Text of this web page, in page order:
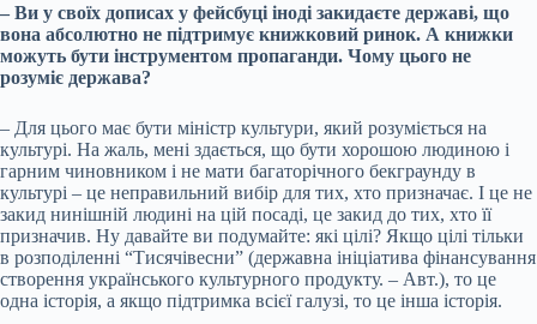
– Ви у своїх дописах у фейсбуці іноді закидаєте державі, що
вона абсолютно не підтримує книжковий ринок. А книжки
можуть бути інструментом пропаганди. Чому цього не
розуміє держава?
– Для цього має бути міністр культури, який розуміється на
культурі. На жаль, мені здається, що бути хорошою людиною і
гарним чиновником і не мати багаторічного бекграунду в
культурі – це неправильний вибір для тих, хто призначає. І це не
закид нинішній людині на цій посаді, це закид до тих, хто її
призначив. Ну давайте ви подумайте: які цілі? Якщо цілі тільки
в розподіленні “Тисячівесни” (державна ініціатива фінансування
створення українського культурного продукту. – Авт.), то це
одна історія, а якщо підтримка всієї галузі, то це інша історія.